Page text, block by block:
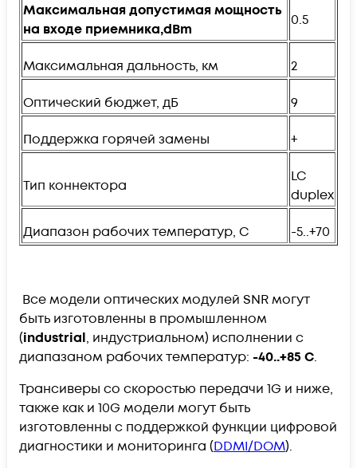
Максимальная допустимая мощность
на входе приемника,dBm
0.5
Максимальная дальность, км 2
Оптический бюджет, дБ 9
Поддержка горячей замены +
Тип коннектора
LC
duplex
Диапазон рабочих температур, C -5..+70
Все модели оптических модулей SNR могут
быть изготовленны в промышленном
(industrial, индустриальном) исполнении с
диапазаном рабочих температур: -40..+85 С.
Трансиверы со скоростью передачи 1G и ниже,
также как и 10G модели могут быть
изготовленны с поддержкой функции цифровой
диагностики и мониторинга (DDMI/DOM).